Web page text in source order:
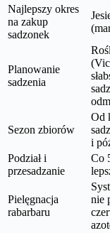
Najlepszy okres
na zakup
sadzonek
Planowanie
sadzenia
Sezon zbiorów
Od
i
Podział i
przesadzanie
Co
Pielęgnacja
rabarbaru
nie